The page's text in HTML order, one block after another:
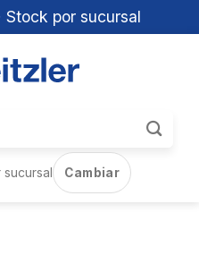
Stock por sucursal
sucursal Cambiar